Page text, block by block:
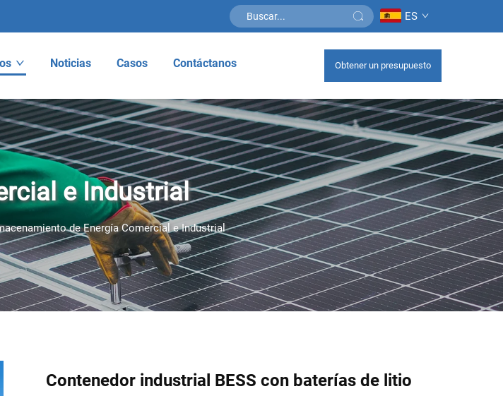
ES
Noticias Casos Contáctanos Obtener un presupuesto
e Industrial
de Energía Comercial e Industrial
Contenedor industrial BESS con baterías de litio